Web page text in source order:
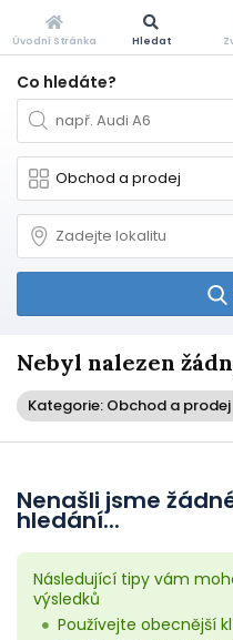
Co hledáte?
Nebyl nalezen
Kategorie: Obchod a prodej
Nenašli jsme
hledání...
Následující tipy vám
výsledků
Používejte obecnější
Úvodní Stránka Hledat